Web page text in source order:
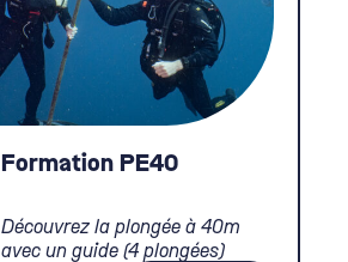
Formation PE40
Découvrez la plongée à 40m
avec un guide (4 plongées)